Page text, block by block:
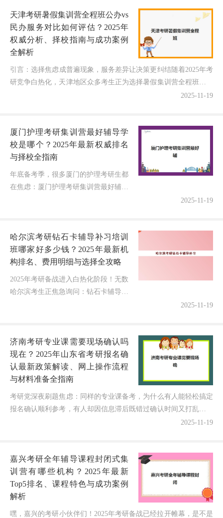
天津考研暑假集训营全程班公办vs
民办服务对比如何评估？2025年
权威分析、择校指南与成功案例
全解析
引言：选择焦虑成普遍现象，服务差异让决策更纠结随着2025年考
研竞争白热化，天津地区众多考生正为选择暑假集训营全程班而陷
入深度纠结。据统计，全国考研报名人数连年增长，而提...2025-11-19
厦门护理考研集训营最好辅导学
校是哪个？2025年最新权威排名
与择校全指南
年底备考季，很多厦门的护理考研生都
在焦虑：厦门护理考研集训营最好辅导
2025-11-19
哈尔滨考研钻石卡辅导补习培训
班哪家好多少钱？2025年最新机
构排名、费用明细与选择全攻略
2025年考研备战进入白热化阶段！无数
哈尔滨考生正焦急询问：钻石卡辅导班
2025-11-19
济南考研专业课需要现场确认吗
现在？2025年山东省考研报名确
认最新政策解读、网上操作流程
与材料准备全指南
考研党深夜刷题焦虑：同样的专业课备考，为什么有人能轻松搞定
报名确认顺利参考，有人却因信息滞后既错过确认时间又打乱复习
节奏？2025年考研报名季来临，济南无数考生最关心的问...2025-11-19
嘉兴考研全年辅导课程封闭式集
训营有哪些机构？2025年最新
Top5排名、课程特色与成功案例
解析
嘿，嘉兴的考研小伙伴们！2025年考研备战已经拉开帷幕，是不是